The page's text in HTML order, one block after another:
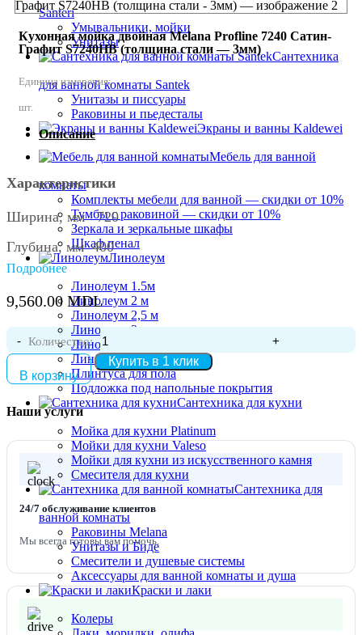
Santeri
Умывальники, мойки
Унитазы
Сантехника
для ванной комнаты Santek
Унитазы и писсуары
Раковины и пьедесталы
Экраны и ванны Kaldewei
Мебель для ванной
комнаты
Комплекты мебели для ванной — скидки от 10%
Тумбы с раковиной — скидки от 10%
Зеркала и зеркальные шкафы
Шкаф пенал
Линолеум
Линолеум 1.5м
Линолеум 2 м
Линолеум 2,5 м
Линолеум 3 м
Линолеум 3,5 м
Линолеум 4 м
Плинтуса для пола
Подложка под напольные покрытия
Сантехника для кухни
Мойка для кухни Platinum
Мойки для кухни Valeso
Мойки для кухни из искусственного камня
Смесителя для кухни
Сантехника для
ванной комнаты
Раковины Melana
Унитазы и Биде
Смесители и душевые системы
Аксессуары для ванной комнаты и душа
Краски и лаки
Колеры
Кухонная мойка двойная Melana Profline 7240 Сатин-
Графит S7240HB (толщина стали — 3мм)
Единица измерения:
шт.
Описание
Характеристики
Ширина, мм 720
Глубина, мм 400
Высота, мм 220
Форма мойки Прямоугольная
Вид поверхности Графит
Толщина стали, мм 3,0
Глубина чаши, мм 350
Монтаж мойки сверху на столешницу
Отверстие под перелив Есть
Отверстие под смеситель Есть
Число основных чаш 1
Число дополнительных чаш 1
Диаметр слива, дюйм 3 1/2
Сифон в комплекте Да
Подробнее
9,560.00 MDL
Количество:
В корзину
Купить в 1 клик
Наши услуги
24/7 обслуживание клиентов
Мы всегда готовы вам помочь.